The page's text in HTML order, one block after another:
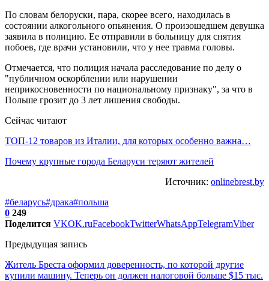
По словам белоруски, пара, скорее всего, находилась в
состоянии алкогольного опьянения. О произошедшем девушка
заявила в полицию. Ее отправили в больницу для снятия
побоев, где врачи установили, что у нее травма головы.
Отмечается, что полиция начала расследование по делу о
"публичном оскорблении или нарушении
неприкосновенности по национальному признаку", за что в
Польше грозит до 3 лет лишения свободы.
Сейчас читают
ТОП-12 товаров из Италии, для которых особенно важна…
Почему крупные города Беларуси теряют жителей
Источник: onlinebrest.by
#беларусь#драка#польша
0 249
Поделится VKOK.ruFacebookTwitterWhatsAppTelegramViber
Предыдущая запись
Житель Бреста оформил доверенность, по которой другие
купили машину. Теперь он должен налоговой больше $15 тыс.